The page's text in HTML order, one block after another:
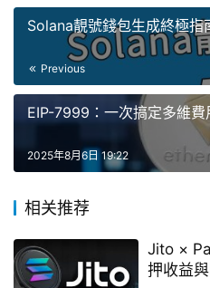
Solana靚號錢包生成終極
Previous
EIP-7999：一次搞定多維
2025年8月6日 19:22
相关推荐
Jito ×
押收益